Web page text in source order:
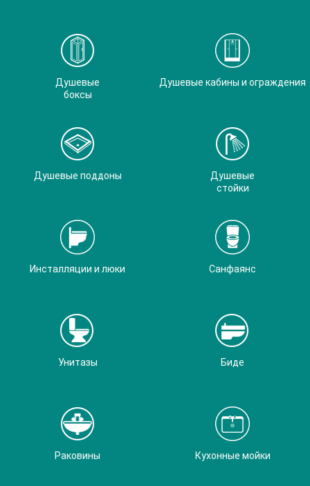
Душевые
боксы
Душевые кабины и ограждения
Душевые поддоны
Душевые
стойки
Инсталляции и люки Санфаянс
Унитазы Биде
Раковины Кухонные мойки